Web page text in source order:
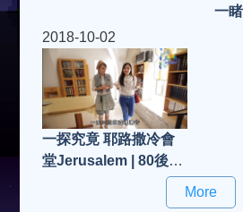
一
2018-10-02
一探究竟 耶路撒冷會
堂Jerusalem | 80後遊
More